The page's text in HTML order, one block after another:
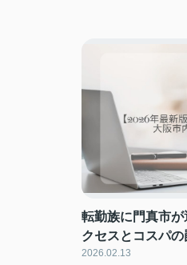
転勤族に門真市
クセスとコスパの
2026.02.13